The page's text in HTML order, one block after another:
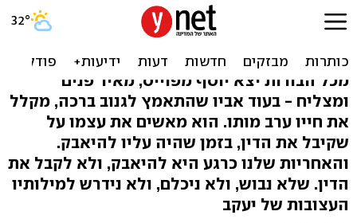
עת בחירות: להיות יוסף
המייחל, לא יעקב המוותר
מכל הבורות יצא יוסף מפוייס, מאיר פנים
ומצליח - בעוד אביו שהתאמץ לגנוב ברכה, מקלל
את חייו ערב מותו. הוא מאשים את עצמו על
שקיבל את הדין, בזמן שהיה עליו להיאבק.
והאחריות שלנו כרגע היא להיאבק, ולא לקבל את
הדין. שלא נבוש, ולא ניכלם, ולא נידרש למילותיו
העצובות של יעקב